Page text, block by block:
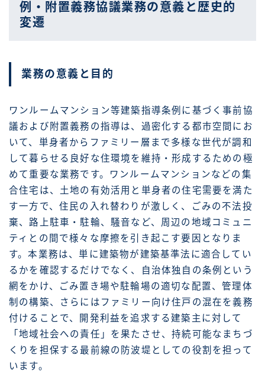
例・附置義務協議業務の意義と歴史的
変遷
業務の意義と目的
ワンルームマンション等建築指導条例に基づく事前協
議および附置義務の指導は、過密化する都市空間にお
いて、単身者からファミリー層まで多様な世代が調和
して暮らせる良好な住環境を維持・形成するための極
めて重要な業務です。ワンルームマンションなどの集
合住宅は、土地の有効活用と単身者の住宅需要を満た
す一方で、住民の入れ替わりが激しく、ごみの不法投
棄、路上駐車・駐輪、騒音など、周辺の地域コミュニ
ティとの間で様々な摩擦を引き起こす要因となりま
す。本業務は、単に建築物が建築基準法に適合してい
るかを確認するだけでなく、自治体独自の条例という
網をかけ、ごみ置き場や駐輪場の適切な配置、管理体
制の構築、さらにはファミリー向け住戸の混在を義務
付けることで、開発利益を追求する建築主に対して
「地域社会への責任」を果たさせ、持続可能なまちづ
くりを担保する最前線の防波堤としての役割を担って
います。